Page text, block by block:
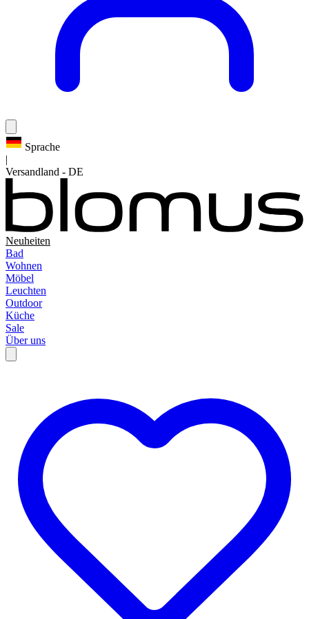
Sprache
|
Versandland - DE
Neuheiten
Bad
Wohnen
Möbel
Leuchten
Outdoor
Küche
Sale
Über uns